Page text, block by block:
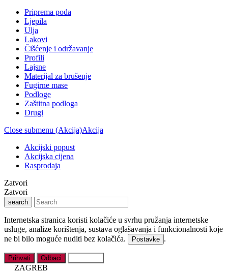
Priprema poda
Ljepila
Ulja
Lakovi
Čišćenje i održavanje
Profili
Lajsne
Materijal za brušenje
Fugirne mase
Podloge
Zaštitna podloga
Drugi
Close submenu (Akcija)Akcija
Akcijski popust
Akcijska cijena
Rasprodaja
Zatvori
Zatvori
search
Internetska stranica koristi kolačiće u svrhu pružanja internetske
usluge, analize korištenja, sustava oglašavanja i funkcionalnosti koje
ne bi bilo moguće nuditi bez kolačića.
Postavke .
Prihvati Odbaci
ZAGREB